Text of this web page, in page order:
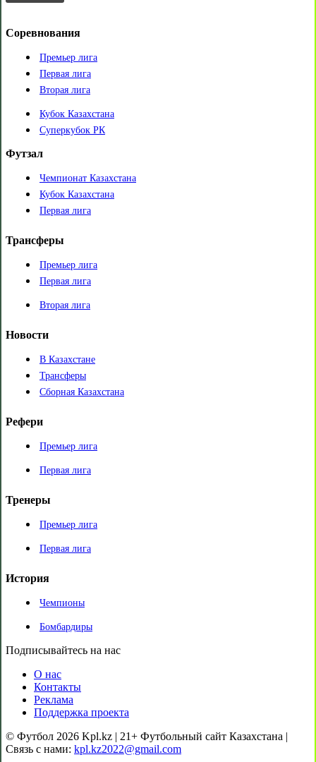
Соревнования
Премьер лига
Первая лига
Вторая лига
Кубок Казахстана
Суперкубок РК
Футзал
Чемпионат Казахстана
Кубок Казахстана
Первая лига
Трансферы
Премьер лига
Первая лига
Вторая лига
Новости
В Казахстане
Трансферы
Сборная Казахстана
Рефери
Премьер лига
Первая лига
Тренеры
Премьер лига
Первая лига
История
Чемпионы
Бомбардиры
Подписывайтесь на нас
О нас
Контакты
Реклама
Поддержка проекта
© Футбол 2026 Kpl.kz | 21+ Футбольный сайт Казахстана |
Связь с нами: kpl.kz2022@gmail.com